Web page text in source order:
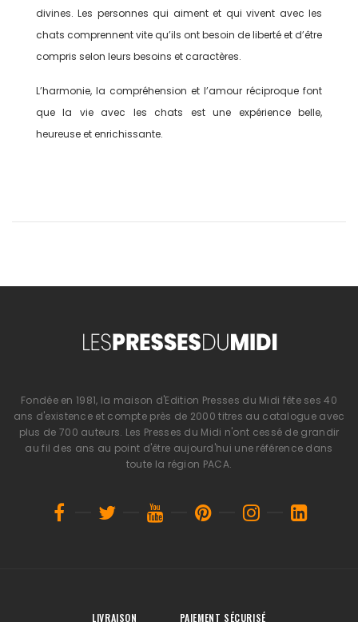
divines. Les personnes qui aiment et qui vivent avec les
chats comprennent vite qu’ils ont besoin de liberté et d’être
compris selon leurs besoins et caractères.
L’harmonie, la compréhension et l’amour réciproque font
que la vie avec les chats est une expérience belle,
heureuse et enrichissante.
Fondée en 1981, la maison d'Edition Presses du Midi fête ses 40
ans d'existence et compte près de 2000 titres au catalogue avec
plus de 700 auteurs. Les Presses du Midi n'ont cessé de grandir
au fil des ans au point d'être aujourd'hui une référence dans
toute la région PACA.
LIVRAISON PAIEMENT SÉCURISÉ